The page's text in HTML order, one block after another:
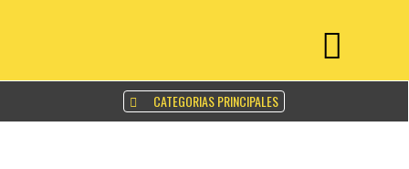
CATEGORIAS PRINCIPALES